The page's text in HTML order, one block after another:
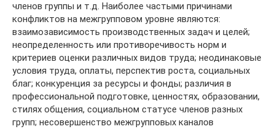
членов группы и т.д. Наиболее частыми причинами
конфликтов на межгрупповом уровне являются:
взаимозависимость производственных задач и целей;
неопределенность или противоречивость норм и
критериев оценки различных видов труда; неодинаковые
условия труда, оплаты, перспектив роста, социальных
благ; конкуренция за ресурсы и фонды; различия в
профессиональной подготовке, ценностях, образовании,
стилях общения, социальном статусе членов разных
групп; несовершенство межгрупповых каналов